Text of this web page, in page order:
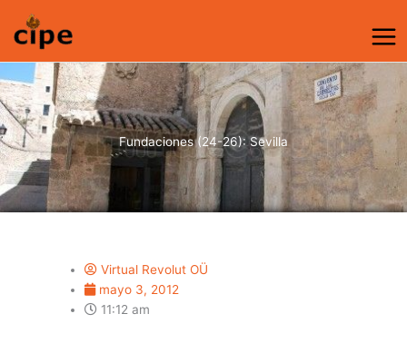
contenido
Fundaciones (24-26): Sevilla
Virtual Revolut OÜ
mayo 3, 2012
11:12 am